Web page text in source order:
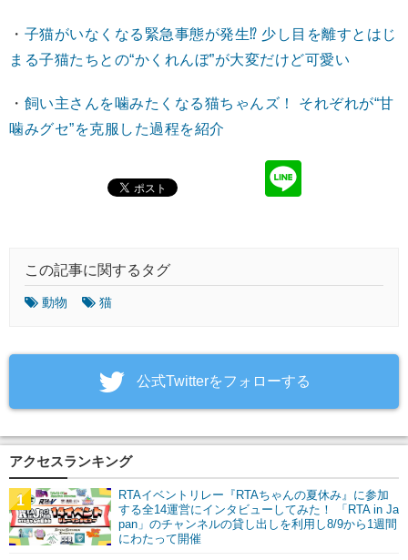
・ 子猫がいなくなる緊急事態が発生⁉ 少し目を離すとはじ
まる子猫たちとの“かくれんぼ”が大変だけど可愛い
・ 飼い主さんを噛みたくなる猫ちゃんズ！ それぞれが“甘
噛みグセ”を克服した過程を紹介
この記事に関するタグ
動物 猫
‎公式Twitterをフォローする
アクセスランキング
RTAイベントリレー『RTAちゃんの夏休み』に参加
する全14運営にインタビューしてみた！ 「RTA in Ja
pan」のチャンネルの貸し出しを利用し8/9から1週間
にわたって開催
1